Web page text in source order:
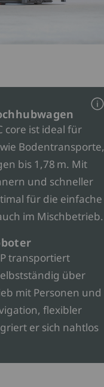
core ist ideal für
Bodentransporte,
bis 1,78 m. Mit
und schneller
für die einfache
im Mischbetrieb.
transportiert
über
mit Personen und
flexibler
er sich nahtlos